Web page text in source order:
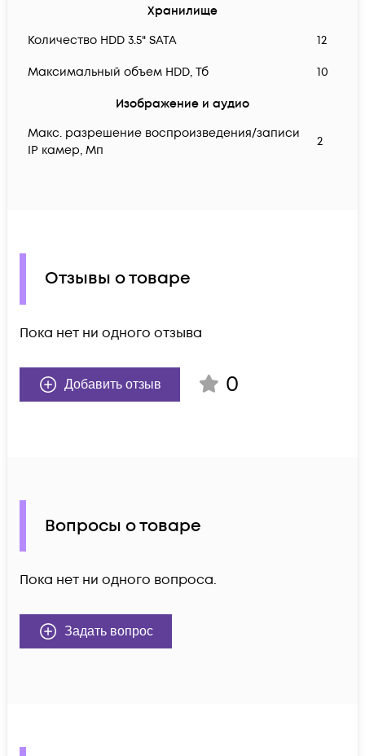
Хранилище
Количество HDD 3.5" SATA
12
Максимальный объем HDD, Тб 10
Изображение и аудио
Макс. разрешение воспроизведения/записи
IP камер, Мп
2
Отзывы о товаре
Пока нет ни одного отзыва
Добавить отзыв 0
Вопросы о товаре
Пока нет ни одного вопроса.
Задать вопрос